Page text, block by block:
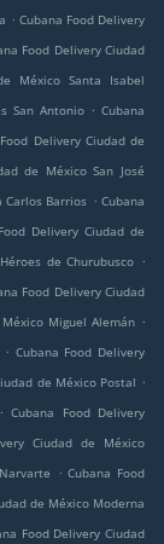
. Cubana Food Delivery
Food Delivery Ciudad
México Santa Isabel
San Antonio . Cubana
Delivery Ciudad de
de México San José
Carlos Barrios . Cubana
Delivery Ciudad de
de Churubusco .
Food Delivery Ciudad
Miguel Alemán .
. Cubana Food Delivery
de México Postal .
. Cubana Food Delivery
Ciudad de México
. Cubana Food
de México Moderna
Food Delivery Ciudad